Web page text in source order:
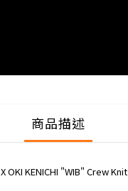
商品描述
OKI KENICHI "WIB" Crew Knit